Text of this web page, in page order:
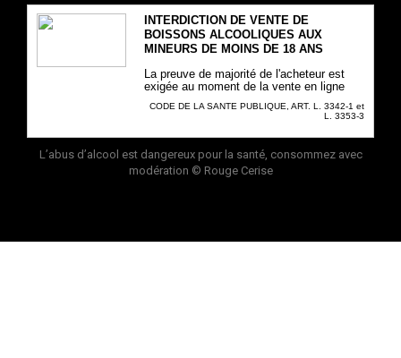
INTERDICTION DE VENTE DE
BOISSONS ALCOOLIQUES AUX
MINEURS DE MOINS DE 18 ANS
La preuve de majorité de l'acheteur est
exigée au moment de la vente en ligne
CODE DE LA SANTE PUBLIQUE, ART. L. 3342-1 et
L. 3353-3
L’abus d’alcool est dangereux pour la santé, consommez avec
modération © Rouge Cerise